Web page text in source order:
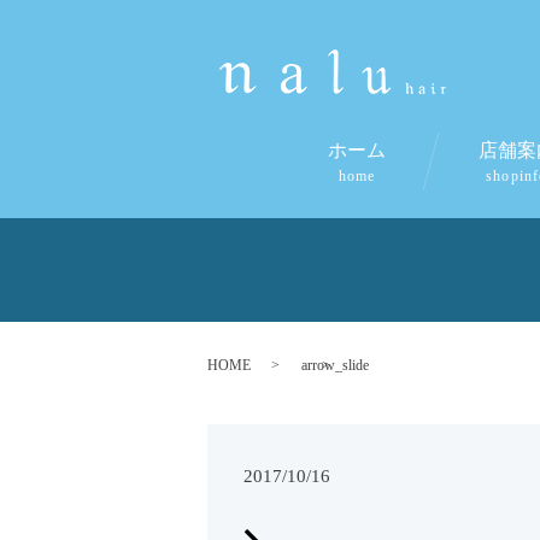
ホーム
home
店舗案
HOME arrow_slide
2017/10/16